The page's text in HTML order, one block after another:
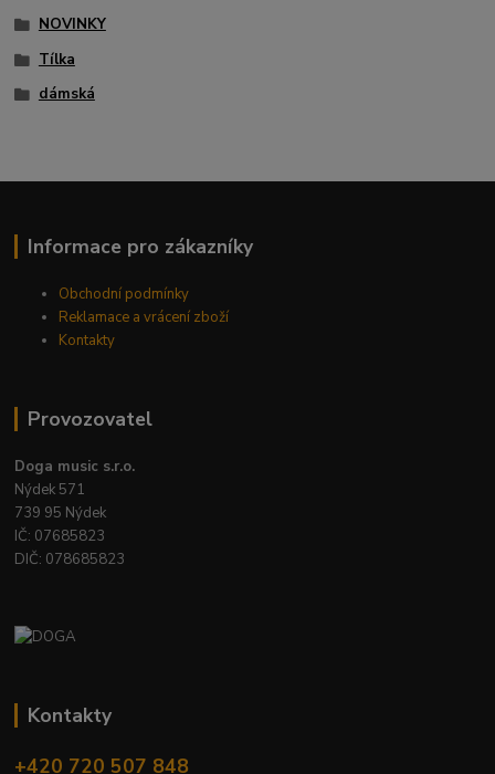
NOVINKY
Tílka
dámská
Informace pro zákazníky
Obchodní podmínky
Reklamace a vrácení zboží
Kontakty
Provozovatel
Doga music s.r.o.
Nýdek 571
739 95 Nýdek
IČ: 07685823
DIČ: 078685823
Kontakty
+420 720 507 848